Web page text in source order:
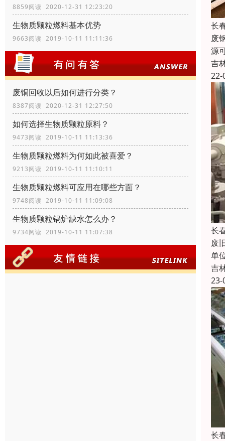
8859阅读 2020-12-31 12:23:20
生物质颗粒燃料基本优势
9663阅读 2019-10-11 11:11:36
废铜回收以后如何进行分类？
8387阅读 2020-12-31 12:27:50
如何选择生物质颗粒原料？
9473阅读 2019-10-11 11:13:36
生物质颗粒燃料为何如此被喜爱？
9213阅读 2019-10-11 11:10:11
生物质颗粒燃料可应用在哪些方面？
9748阅读 2019-10-11 11:09:08
生物质颗粒锅炉缺水怎么办？
9734阅读 2019-10-11 11:07:38
长
废
源
吉
22-
长
废
单
吉
23-
长